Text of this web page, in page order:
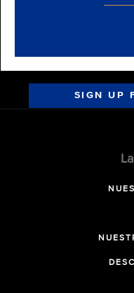
SIGN UP